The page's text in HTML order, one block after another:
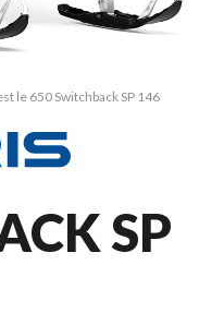
le 650 Switchback SP 146
SP